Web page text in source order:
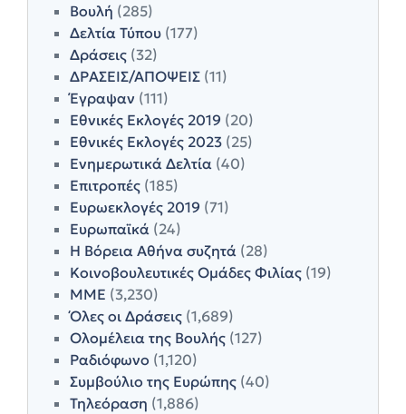
Βουλή (285)
Δελτία Τύπου (177)
Δράσεις (32)
ΔΡΑΣΕΙΣ/ΑΠΟΨΕΙΣ (11)
Έγραψαν (111)
Εθνικές Εκλογές 2019 (20)
Εθνικές Εκλογές 2023 (25)
Ενημερωτικά Δελτία (40)
Επιτροπές (185)
Ευρωεκλογές 2019 (71)
Ευρωπαϊκά (24)
Η Βόρεια Αθήνα συζητά (28)
Κοινοβουλευτικές Ομάδες Φιλίας (19)
ΜΜΕ (3,230)
Όλες οι Δράσεις (1,689)
Ολομέλεια της Βουλής (127)
Ραδιόφωνο (1,120)
Συμβούλιο της Ευρώπης (40)
Τηλεόραση (1,886)